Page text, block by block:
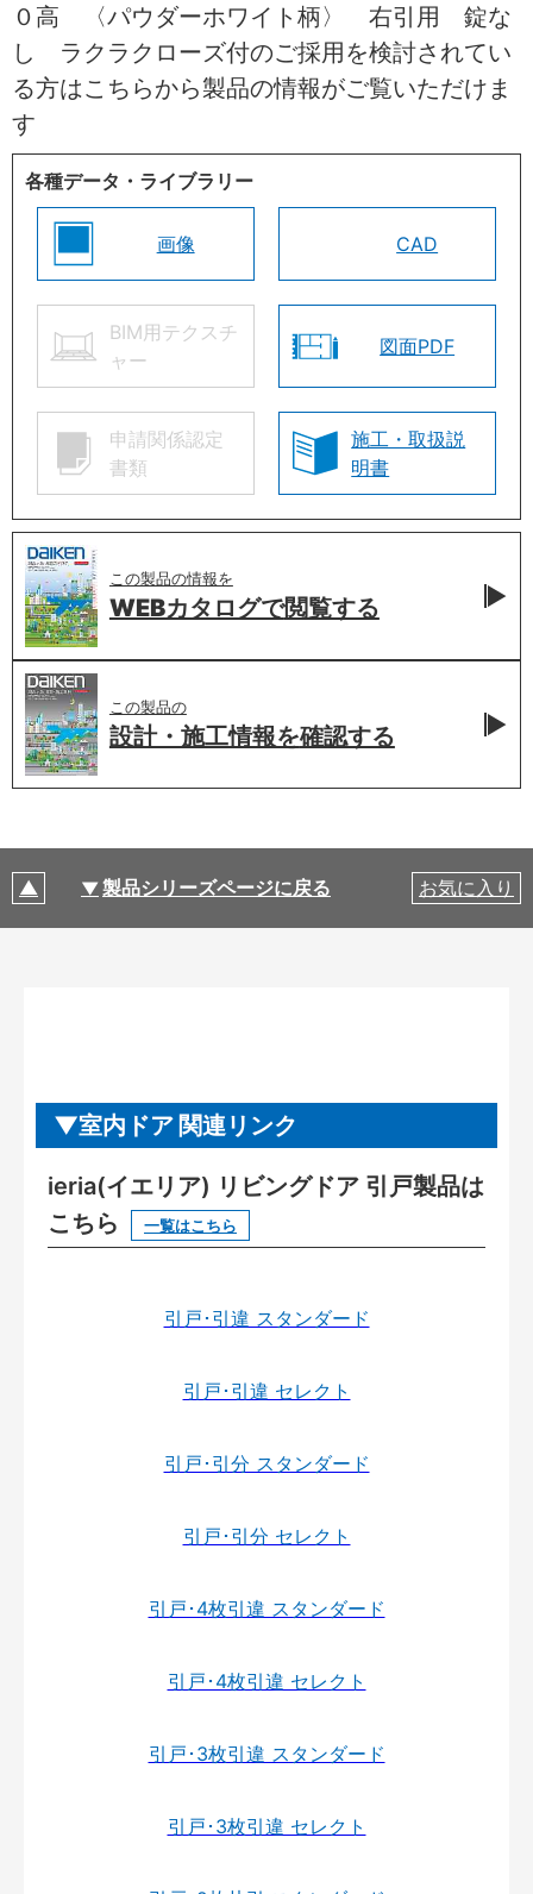
０高 〈パウダーホワイト柄〉 右引用 錠な
し ラクラクローズ付のご採用を検討されてい
る方はこちらから製品の情報がご覧いただけま
す
各種データ・ライブラリー
画像 CAD
BIM用テクスチ
ャー
図面PDF
申請関係認定
書類
施工・取扱説
明書
この製品の情報を
WEBカタログで閲覧する
この製品の
設計・施工情報を確認する
製品シリーズページに戻る お気に入り
室内ドア 関連リンク
ieria(イエリア) リビングドア 引戸製品は
こちら
一覧はこちら
引戸･引違 スタンダード
引戸･引違 セレクト
引戸･引分 スタンダード
引戸･引分 セレクト
引戸･4枚引違 スタンダード
引戸･4枚引違 セレクト
引戸･3枚引違 スタンダード
引戸･3枚引違 セレクト